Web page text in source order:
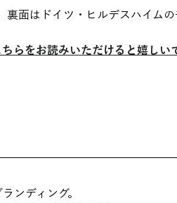
裏面はドイツ・ヒルデスハイムの
ちらをお読みいただけると嬉しい
ンディング。